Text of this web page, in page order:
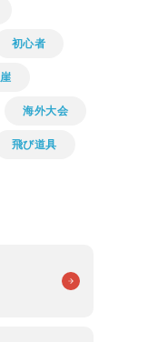
初心者
崖
海外大会
飛び道具